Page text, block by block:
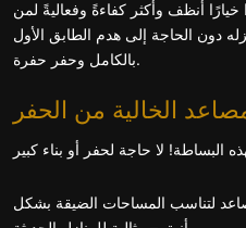
أنظف وأكثر كفاءةً وفعاليةً لمن
الحاجة إلى هدم الطابق الأول
بالكامل وحفر حفرة.
لتناسب المساحات الضيقة بشكل